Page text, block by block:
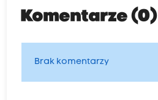
Komentarze (0)
Brak komentarzy